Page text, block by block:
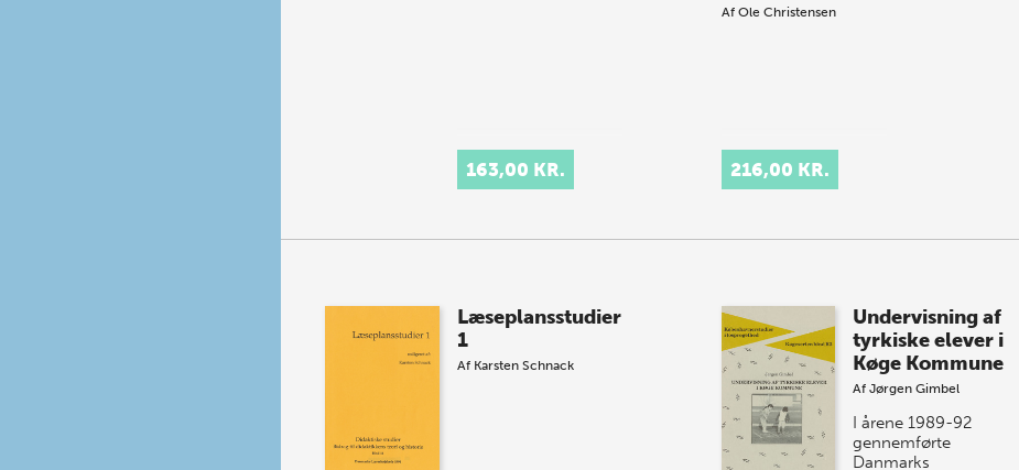
163,00 KR.
Af Ole Christensen
216,00 KR.
Læseplansstudier
1
Af Karsten Schnack
Undervisning af
tyrkiske elever i
Køge Kommune
Af Jørgen Gimbel
I årene 1989-92
gennemførte
Danmarks